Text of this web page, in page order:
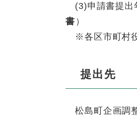
(3)申請書提出
書 ）
※各区市町村役
提出先
松島町企画調